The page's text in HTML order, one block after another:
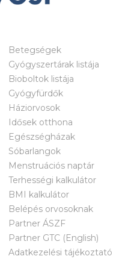
Betegségek
Gyógyszertárak listája
Bioboltok listája
Gyógyfürdők
Háziorvosok
Idősek otthona
Egészségházak
Sóbarlangok
Menstruációs naptár
Terhességi kalkulátor
BMI kalkulátor
Belépés orvosoknak
Partner ÁSZF
Partner GTC (English)
Adatkezelési tájékoztató